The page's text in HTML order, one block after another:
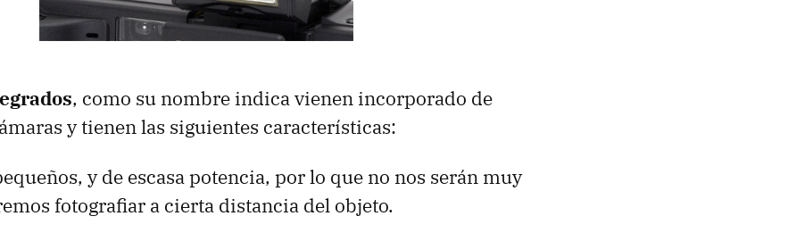
, como su nombre indica vienen incorporado de
y tienen las siguientes características:
y de escasa potencia, por lo que no nos serán muy
fotografiar a cierta distancia del objeto.